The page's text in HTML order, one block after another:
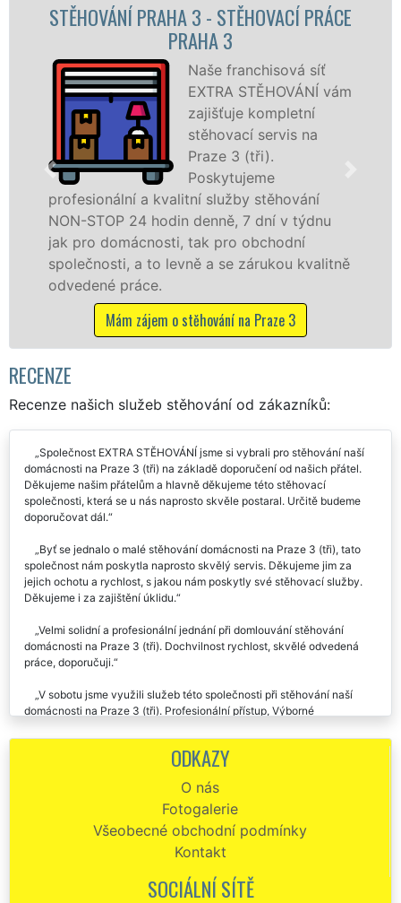
PRÁCE
síť
vám
v týdnu
kvalitně
STĚHOVACÍ SLUŽBA
STĚHOVACÍ FIRMA
služby zajišťujeme domácnostem
celém okresu Praha 3 se zárukou
franchisové sítě EXTRA
Nabízíme stěhovací služby NON-
Mám zájem o stěhovací služby na
RECENZE
Recenze našich služeb stěhování od zákazníků:
Společnost EXTRA STĚHOVÁNÍ jsme si vybrali pro stěhování naší
domácnosti na Praze 3 (tři) na základě doporučení od našich přátel.
Děkujeme našim přátelům a hlavně děkujeme této stěhovací
společnosti, která se u nás naprosto skvěle postaral. Určitě budeme
doporučovat dál.
Byť se jednalo o malé stěhování domácnosti na Praze 3 (tři), tato
společnost nám poskytla naprosto skvělý servis. Děkujeme jim za
jejich ochotu a rychlost, s jakou nám poskytly své stěhovací služby.
Děkujeme i za zajištění úklidu.
Velmi solidní a profesionální jednání při domlouvání stěhování
domácnosti na Praze 3 (tři). Dochvilnost rychlost, skvělé odvedená
práce, doporučuji.
V sobotu jsme využili služeb této společnosti při stěhování naší
domácnosti na Praze 3 (tři). Profesionální přístup, Výborné
nahoru 👍.
společnosti EXTRA STĚHOVÁNÍ jsme byli kompletně hotový za 6
hodin. Chtěla bych pánům poděkovat a pochválit je za jejich přístup k
nám, obyčejným lidem, kteří se stěhováním nemají žádné zkušenosti.
Rozhodně obdivuji jejich šikovnost a pracovitost. Vřele doporučuji.
pořádku chválím, děkuji, doporučuji.
ODKAZY
O nás
Fotogalerie
Všeobecné obchodní podmínky
Kontakt
SOCIÁLNÍ SÍTĚ